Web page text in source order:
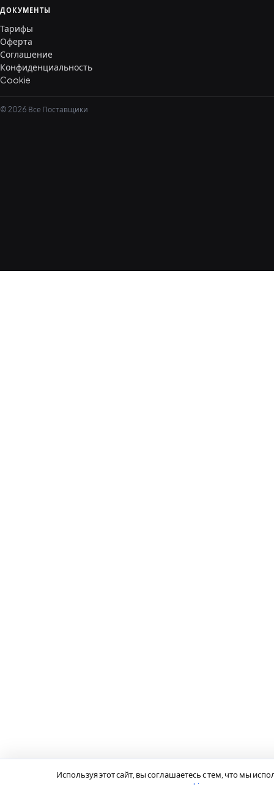
ДОКУМЕНТЫ
Тарифы
Оферта
Соглашение
Конфиденциальность
Cookie
© 2026 Все Поставщики
Используя этот сайт, вы соглашаетесь с тем, что мы